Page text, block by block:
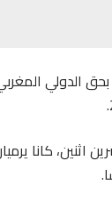
الدولي
كانا